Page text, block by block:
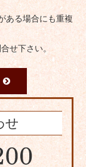
ある場合にも重複
せ下さい。
せ